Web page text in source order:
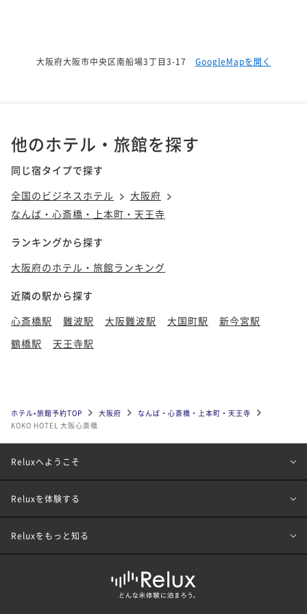
大阪府大阪市中央区南船場3丁目3-17 GoogleMapを開く
他のホテル・旅館を探す
同じ宿タイプで探す
全国のビジネスホテル
大阪府
なんば・心斎橋・上本町・天王寺
ランキングから探す
大阪府のホテル・旅館ランキング
近隣の駅から探す
心斎橋駅
難波駅 大阪難波駅 大国町駅
新今宮駅
鶴橋駅
天王寺駅
ホテル•旅館予約TOP 大阪府
なんば・心斎橋・上本町・天王寺
KOKO HOTEL 大阪心斎橋
Reluxへようこそ
Reluxを体験する
Reluxをもっと知る